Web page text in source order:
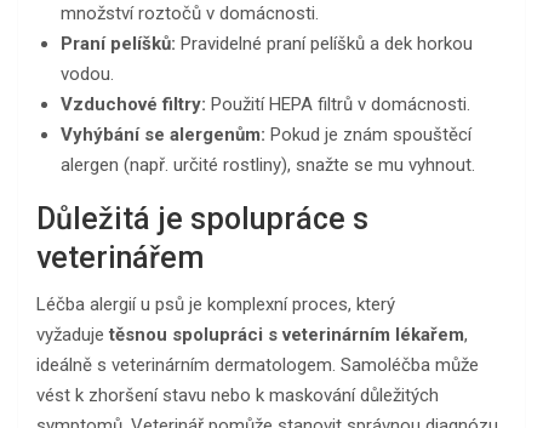
množství roztočů v domácnosti.
Praní pelíšků: Pravidelné praní pelíšků a dek horkou
vodou.
Vzduchové filtry: Použití HEPA filtrů v domácnosti.
Vyhýbání se alergenům: Pokud je znám spouštěcí
alergen (např. určité rostliny), snažte se mu vyhnout.
Důležitá je spolupráce s
veterinářem
Léčba alergií u psů je komplexní proces, který
vyžadujetěsnou spolupráci s veterinárním lékařem,
ideálně s veterinárním dermatologem. Samoléčba může
vést k zhoršení stavu nebo k maskování důležitých